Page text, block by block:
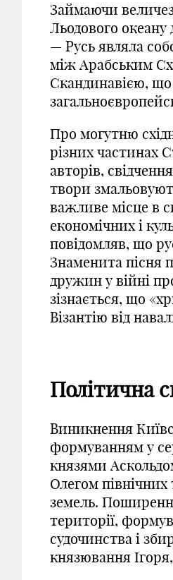
Займаючи
Льодового океану
— Русь являла
між Арабським
Скандинавією,
Про могутню
різних частинах
авторів,
твори
важливе місце в
економічних і
повідомляв, що
Знаменита пісня
дружин у війні
зізнається, що
Візантію від
Політична
Виникнення
формуванням у
князями
Олегом північних
земель.
території,
судочинства і
князювання